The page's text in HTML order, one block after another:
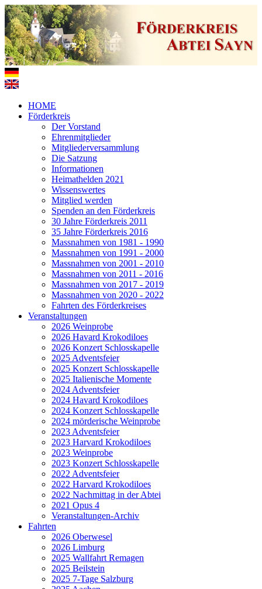
HOME
Förderkreis
Der Vorstand
Ehrenmitglieder
Mitgliederversammlung
Die Satzung
Informationen
Heimathelden 2021
Wissenswertes
Mitglied werden
Spenden an den Förderkreis
30 Jahre Förderkreis 2011
35 Jahre Förderkreis 2016
Massnahmen von 1981 - 1990
Massnahmen von 1991 - 2000
Massnahmen von 2001 - 2010
Massnahmen von 2011 - 2016
Massnahmen von 2017 - 2019
Massnahmen von 2020 - 2022
Fahrten des Förderkreises
Veranstaltungen
2026 Weinprobe
2026 Havard Krokodiloes
2026 Konzert Schlosskapelle
2025 Adventsfeier
2025 Konzert Schlosskapelle
2025 Italienische Momente
2024 Adventsfeier
2024 Havard Krokodiloes
2024 Konzert Schlosskapelle
2024 mörderische Weinprobe
2023 Adventsfeier
2023 Harvard Krokodiloes
2023 Weinprobe
2023 Konzert Schlosskapelle
2022 Adventsfeier
2022 Harvard Krokodiloes
2022 Nachmittag in der Abtei
2021 Opus 4
Veranstaltungen-Archiv
Fahrten
2026 Oberwesel
2026 Limburg
2025 Wallfahrt Remagen
2025 Beilstein
2025 7-Tage Salzburg